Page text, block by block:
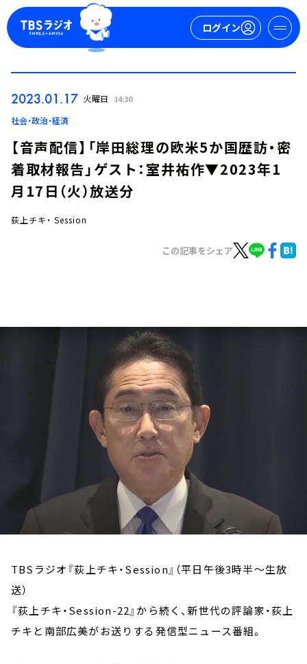
ログイン
イベント・グッズ
2023.01.17 火曜日 14:30
社会・政治・経済
【音声配信】「岸田総理の欧米5か国歴訪・密
着取材報告」ゲスト：室井祐作▼2023年1
月17日（火）放送分
荻上チキ・ Session
この記事をシェア
TBSラジオ『荻上チキ・Session』（平日午後3時半～生放
送）
『荻上チキ・Session-22』から続く、新世代の評論家・荻上
チキと南部広美がお送りする発信型ニュース番組。